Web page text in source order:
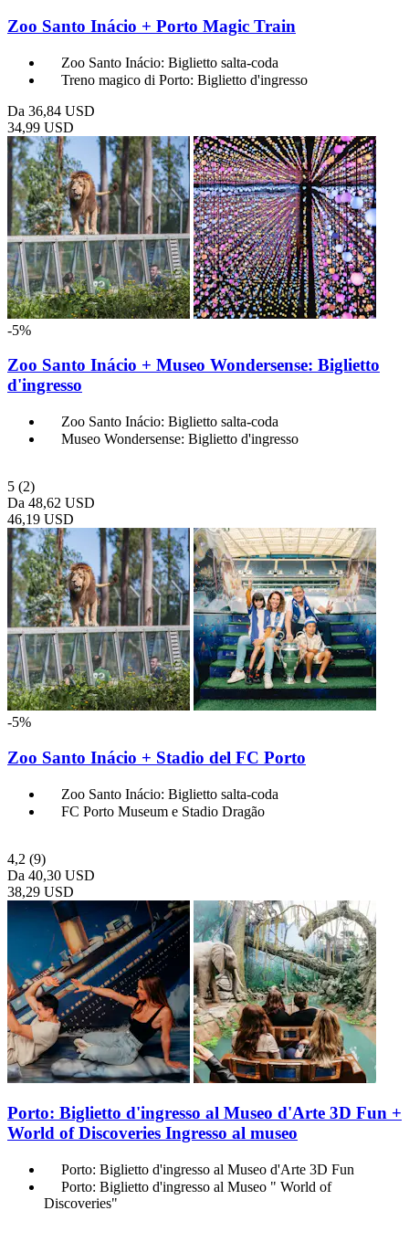
Zoo Santo Inácio + Porto Magic Train
Zoo Santo Inácio: Biglietto salta-coda
Treno magico di Porto: Biglietto d'ingresso
Da 36,84 USD
34,99 USD
-5%
Zoo Santo Inácio + Museo Wondersense: Biglietto
d'ingresso
Zoo Santo Inácio: Biglietto salta-coda
Museo Wondersense: Biglietto d'ingresso
5 (2)
Da 48,62 USD
46,19 USD
-5%
Zoo Santo Inácio + Stadio del FC Porto
Zoo Santo Inácio: Biglietto salta-coda
FC Porto Museum e Stadio Dragão
4,2 (9)
Da 40,30 USD
38,29 USD
Porto: Biglietto d'ingresso al Museo d'Arte 3D Fun +
World of Discoveries Ingresso al museo
Porto: Biglietto d'ingresso al Museo d'Arte 3D Fun
Porto: Biglietto d'ingresso al Museo " World of
Discoveries"